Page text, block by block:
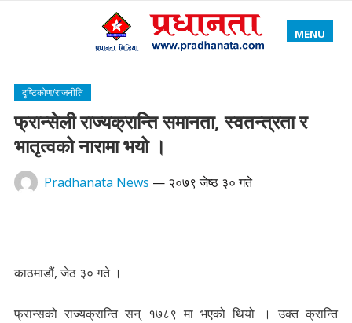
MENU
दृष्टिकोण/राजनीति
फ्रान्सेली राज्यक्रान्ति समानता, स्वतन्त्रता र
भातृत्वको नारामा भयो ।
Pradhanata News — २०७९ जेष्ठ ३० गते
काठमाडौं, जेठ ३० गते ।
फ्रान्सको राज्यक्रान्ति सन् १७८९ मा भएको थियो । उक्त क्रान्ति